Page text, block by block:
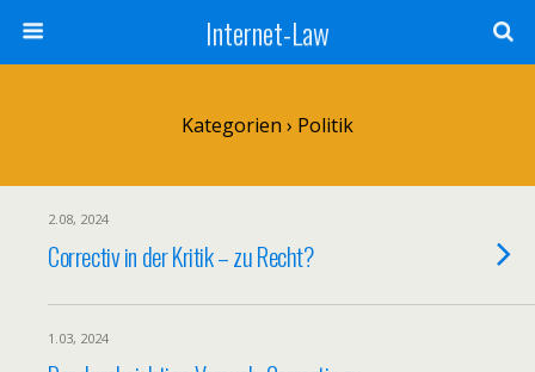
Internet-Law
Kategorien › Politik
2.08, 2024
Correctiv in der Kritik – zu Recht?
1.03, 2024